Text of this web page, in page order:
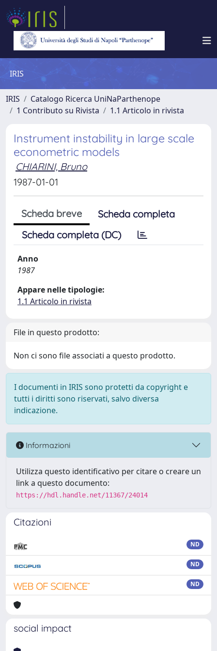
IRIS
IRIS
Catalogo Ricerca UniNaParthenope
1 Contributo su Rivista
1.1 Articolo in rivista
Instrument instability in large scale
econometric models
CHIARINI, Bruno
1987-01-01
Scheda breve
Scheda completa
Scheda completa (DC)
Anno
1987
Appare nelle tipologie:
1.1 Articolo in rivista
File in questo prodotto:
Non ci sono file associati a questo prodotto.
I documenti in IRIS sono protetti da copyright e
tutti i diritti sono riservati, salvo diversa
indicazione.
Informazioni
Utilizza questo identificativo per citare o creare un
link a questo documento:
https://hdl.handle.net/11367/24014
Citazioni
ND
ND
ND
social impact